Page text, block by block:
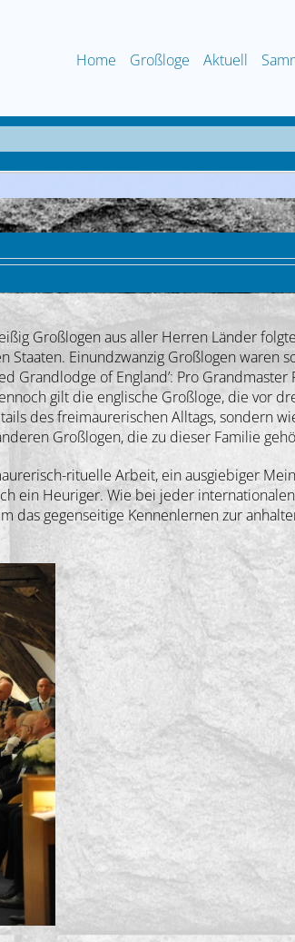
Home Großloge Aktuell
Großlogen aus aller Herren Länder
Staaten. Einundzwanzig Großlogen waren
of England’: Pro
gilt die englische Großloge, die vor
des freimaurerischen Alltags, sondern
Großlogen, die zu dieser Familie
rituelle Arbeit, ein ausgiebiger
ein Heuriger. Wie bei jeder
das gegenseitige Kennenlernen zur